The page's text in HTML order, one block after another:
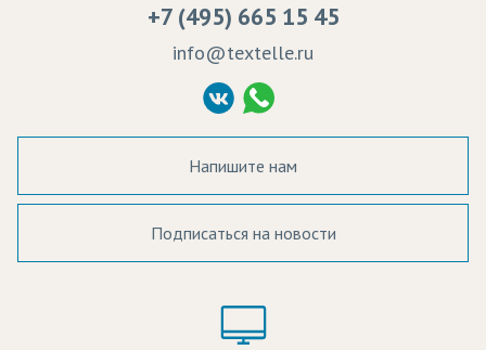
Судебные решения
Политика Конфиденциальности
Согласие на обработку ПД
+7 (495) 665 15 45
info@textelle.ru
Напишите нам
Подписаться на новости